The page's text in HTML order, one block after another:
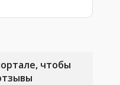
чтобы